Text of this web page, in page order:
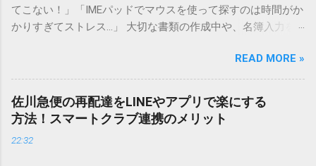
てこない！」「IMEパッドでマウスを使って探すのは時間がか
かりすぎてストレス…」 大切な書類の作成中や、名簿入力を
てしまいますよね。多くの人が「IMEパッド（手書き入力）」
を使いますが、実はマウスで一画ずつ書くのは非効率です
し、似た漢字が多すぎて結局見つからないことも少なくあり
ません。 そこで今回は、IMEパッドを使わずに、特定のコー
ドを打ち込むだけで一瞬で旧字や外字、特殊記号を呼び出す
「文字コード入力」のテクニックを詳しく解説します。 この
READ MORE »
佐川急便の再配達をLINEやアプリで楽にする
方法！スマートクラブ連携のメリット
22:32